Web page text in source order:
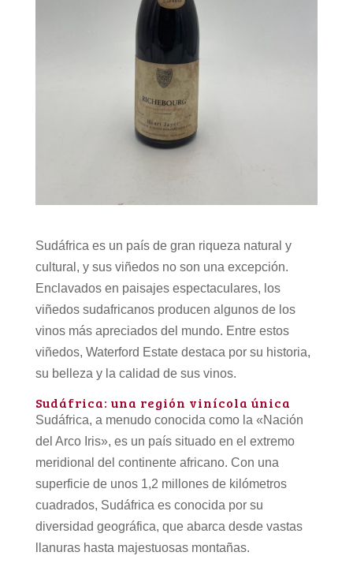
Sudáfrica es un país de gran riqueza natural y
cultural, y sus viñedos no son una excepción.
Enclavados en paisajes espectaculares, los
viñedos sudafricanos producen algunos de los
vinos más apreciados del mundo. Entre estos
viñedos, Waterford Estate destaca por su historia,
su belleza y la calidad de sus vinos.
Sudáfrica: una región vinícola única
Sudáfrica, a menudo conocida como la «Nación
del Arco Iris», es un país situado en el extremo
meridional del continente africano. Con una
superficie de unos 1,2 millones de kilómetros
cuadrados, Sudáfrica es conocida por su
diversidad geográfica, que abarca desde vastas
llanuras hasta majestuosas montañas.